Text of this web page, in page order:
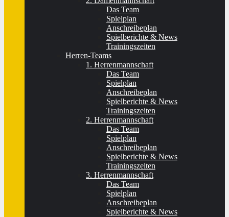
Das Team
Spielplan
Anschreibeplan
Spielberichte & News
Trainingszeiten
Herren-Teams
1. Herrenmannschaft
Das Team
Spielplan
Anschreibeplan
Spielberichte & News
Trainingszeiten
2. Herrenmannschaft
Das Team
Spielplan
Anschreibeplan
Spielberichte & News
Trainingszeiten
3. Herrenmannschaft
Das Team
Spielplan
Anschreibeplan
Spielberichte & News